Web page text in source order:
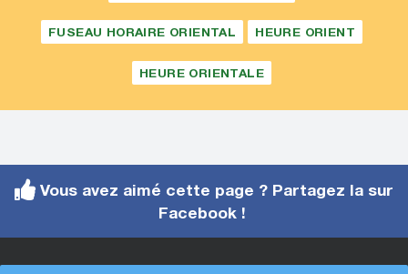
FUSEAU HORAIRE ORIENTAL HEURE ORIENT
HEURE ORIENTALE
Vous avez aimé cette page ? Partagez la sur
Facebook !